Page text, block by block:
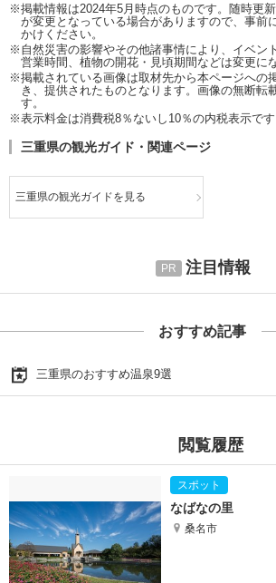
※掲載情報は2024年5月時点のものです。随時更
が変更となっている場合がありますので、事前
かけください。
※自然災害の影響やその他諸事情により、イベン
営業時間、植物の開花・見頃期間などは変更に
※掲載されている画像は取材先から本ページへの
き、提供されたものとなります。画像の無断転
す。
※表示料金は消費税8％ないし10％の内税表示です
三重県の観光ガイド・関連ページ
三重県の観光ガイドを見る
注目情報
おすすめ記事
三重県のおすすめ温泉9選
閲覧履歴
なばなの里
桑名市